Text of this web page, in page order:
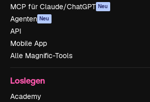
MCP für Claude/ChatGPT Neu
Agenten Neu
API
Mobile App
Alle Magnific-Tools
Loslegen
Academy